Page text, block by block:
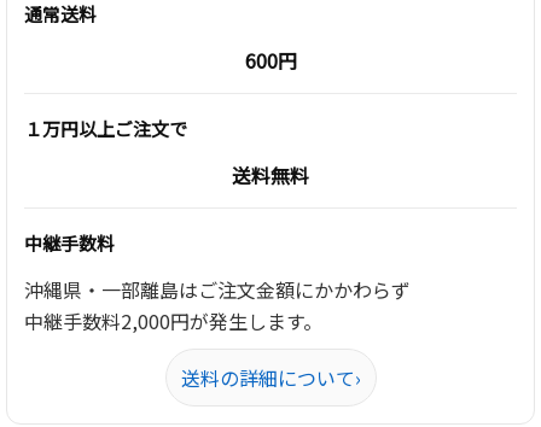
通常送料
600円
１万円以上ご注文で
送料無料
中継手数料
沖縄県・一部離島はご注文金額にかかわらず
中継手数料2,000円が発生します。
送料の詳細について›